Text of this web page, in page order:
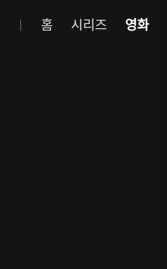
홈 시리즈 영화